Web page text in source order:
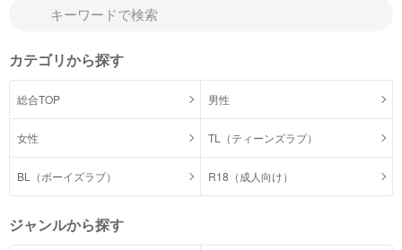
カテゴリから探す
総合TOP 男性
女性 TL（ティーンズラブ）
BL（ボーイズラブ） R18（成人向け）
ジャンルから探す